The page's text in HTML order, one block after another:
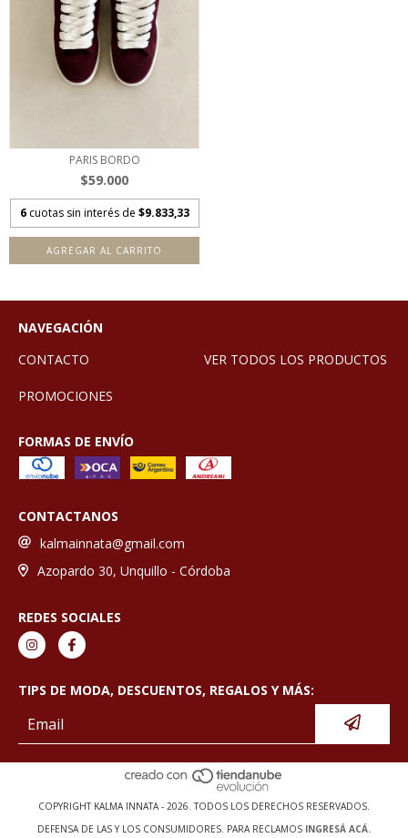
PARIS BORDO
$59.000
6 cuotas sin interés de $9.833,33
AGREGAR AL CARRITO
NAVEGACIÓN
CONTACTO
VER TODOS LOS PRODUCTOS
PROMOCIONES
FORMAS DE ENVÍO
CONTACTANOS
kalmainnata@gmail.com
Azopardo 30, Unquillo - Córdoba
REDES SOCIALES
TIPS DE MODA, DESCUENTOS, REGALOS Y MÁS:
COPYRIGHT KALMA INNATA - 2026. TODOS LOS DERECHOS RESERVADOS.
DEFENSA DE LAS Y LOS CONSUMIDORES. PARA RECLAMOS INGRESÁ ACÁ.